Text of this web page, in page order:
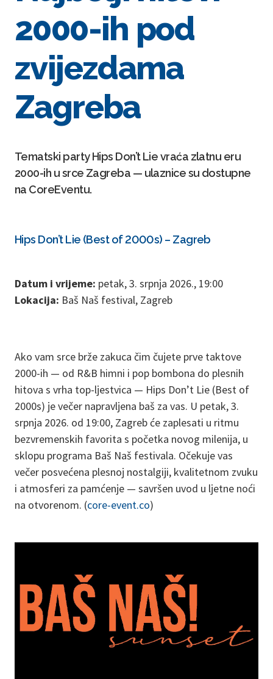
2000-ih pod
zvijezdama
Zagreba
Tematski party Hips Don’t Lie vraća zlatnu eru
2000-ih u srce Zagreba — ulaznice su dostupne
na CoreEventu.
Hips Don’t Lie (Best of 2000s) – Zagreb
Datum i vrijeme: petak, 3. srpnja 2026., 19:00
Lokacija: Baš Naš festival, Zagreb
Ako vam srce brže zakuca čim čujete prve taktove
2000-ih — od R&B himni i pop bombona do plesnih
hitova s vrha top-ljestvica — Hips Don’t Lie (Best of
2000s) je večer napravljena baš za vas. U petak, 3.
srpnja 2026. od 19:00, Zagreb će zaplesati u ritmu
bezvremenskih favorita s početka novog milenija, u
sklopu programa Baš Naš festivala. Očekuje vas
večer posvećena plesnoj nostalgiji, kvalitetnom zvuku
i atmosferi za pamćenje — savršen uvod u ljetne noći
na otvorenom. (core-event.co)